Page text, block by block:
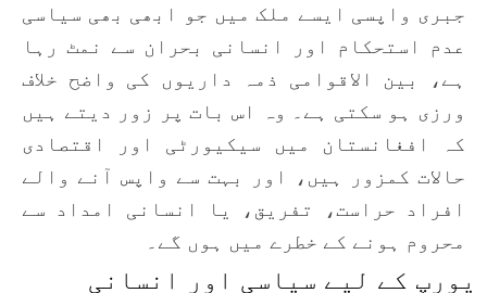
جبری واپسی ایسے ملک میں جو ابھی بھی سیاسی
عدم استحکام اور انسانی بحران سے نمٹ رہا
ہے، بین الاقوامی ذمہ داریوں کی واضح خلاف
ورزی ہو سکتی ہے۔ وہ اس بات پر زور دیتے ہیں
کہ افغانستان میں سیکیورٹی اور اقتصادی
حالات کمزور ہیں، اور بہت سے واپس آنے والے
افراد حراست، تفریق، یا انسانی امداد سے
محروم ہونے کے خطرے میں ہوں گے۔
یورپ کے لیے سیاسی اور انسانی